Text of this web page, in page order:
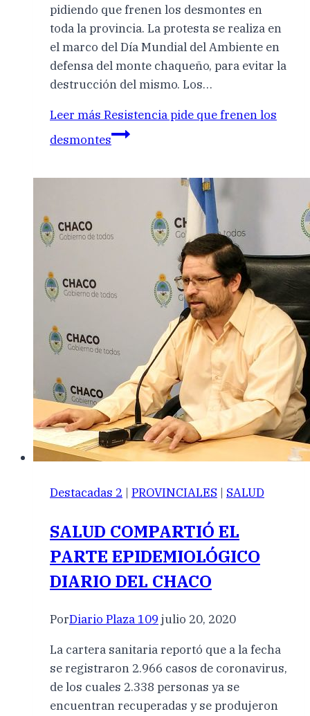
pidiendo que frenen los desmontes en
toda la provincia. La protesta se realiza en
el marco del Día Mundial del Ambiente en
defensa del monte chaqueño, para evitar la
destrucción del mismo. Los…
Leer más Resistencia pide que frenen los
desmontes
Destacadas 2 | PROVINCIALES | SALUD
SALUD COMPARTIÓ EL
PARTE EPIDEMIOLÓGICO
DIARIO DEL CHACO
PorDiario Plaza 109 julio 20, 2020
La cartera sanitaria reportó que a la fecha
se registraron 2.966 casos de coronavirus,
de los cuales 2.338 personas ya se
encuentran recuperadas y se produjeron